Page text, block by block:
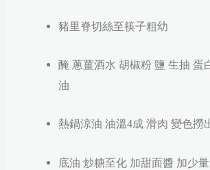
豬里脊切絲至筷子粗幼
醃 蔥薑酒水 胡椒粉 鹽 生抽 蛋
油
熱鍋涼油 油溫4成 滑肉 變色撈
底油 炒糖至化 加甜面醬 加少